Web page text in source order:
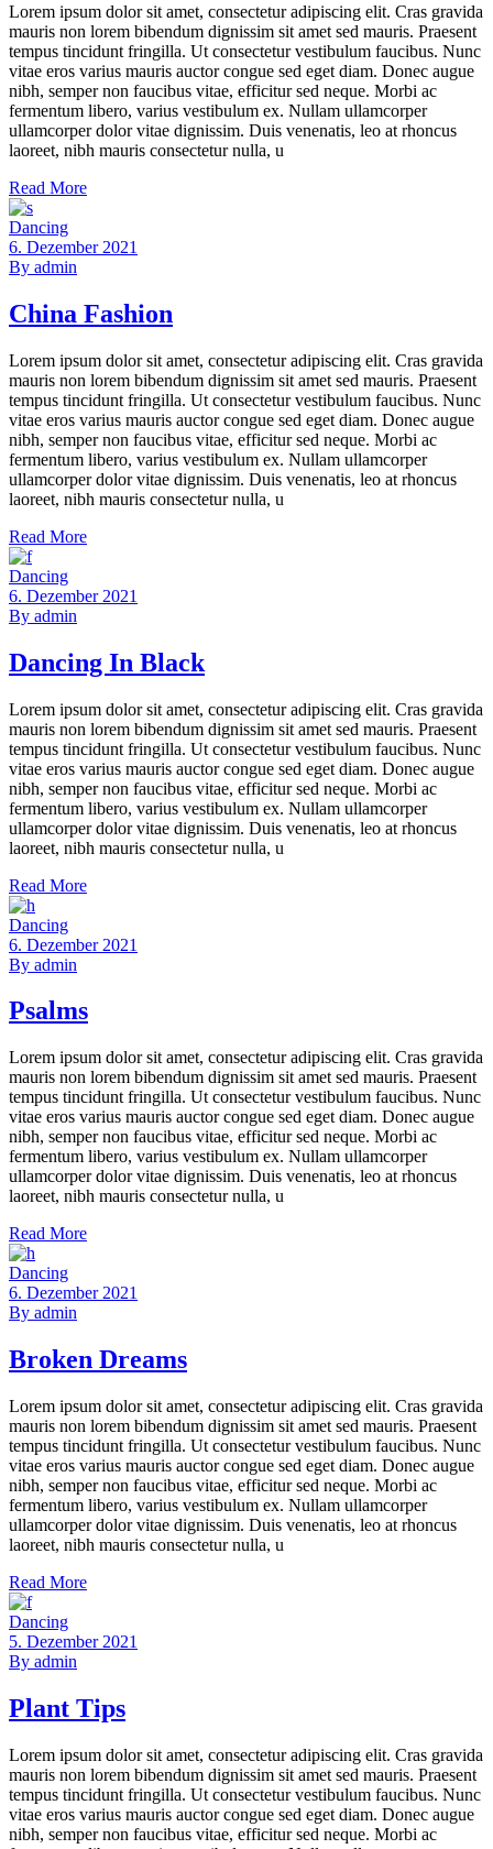
Lorem ipsum dolor sit amet, consectetur adipiscing elit. Cras gravida
mauris non lorem bibendum dignissim sit amet sed mauris. Praesent
tempus tincidunt fringilla. Ut consectetur vestibulum faucibus. Nunc
vitae eros varius mauris auctor congue sed eget diam. Donec augue
nibh, semper non faucibus vitae, efficitur sed neque. Morbi ac
fermentum libero, varius vestibulum ex. Nullam ullamcorper
ullamcorper dolor vitae dignissim. Duis venenatis, leo at rhoncus
laoreet, nibh mauris consectetur nulla, u
Read More
Dancing
6. Dezember 2021
By admin
China Fashion
Lorem ipsum dolor sit amet, consectetur adipiscing elit. Cras gravida
mauris non lorem bibendum dignissim sit amet sed mauris. Praesent
tempus tincidunt fringilla. Ut consectetur vestibulum faucibus. Nunc
vitae eros varius mauris auctor congue sed eget diam. Donec augue
nibh, semper non faucibus vitae, efficitur sed neque. Morbi ac
fermentum libero, varius vestibulum ex. Nullam ullamcorper
ullamcorper dolor vitae dignissim. Duis venenatis, leo at rhoncus
laoreet, nibh mauris consectetur nulla, u
Read More
Dancing
6. Dezember 2021
By admin
Dancing In Black
Lorem ipsum dolor sit amet, consectetur adipiscing elit. Cras gravida
mauris non lorem bibendum dignissim sit amet sed mauris. Praesent
tempus tincidunt fringilla. Ut consectetur vestibulum faucibus. Nunc
vitae eros varius mauris auctor congue sed eget diam. Donec augue
nibh, semper non faucibus vitae, efficitur sed neque. Morbi ac
fermentum libero, varius vestibulum ex. Nullam ullamcorper
ullamcorper dolor vitae dignissim. Duis venenatis, leo at rhoncus
laoreet, nibh mauris consectetur nulla, u
Read More
Dancing
6. Dezember 2021
By admin
Psalms
Lorem ipsum dolor sit amet, consectetur adipiscing elit. Cras gravida
mauris non lorem bibendum dignissim sit amet sed mauris. Praesent
tempus tincidunt fringilla. Ut consectetur vestibulum faucibus. Nunc
vitae eros varius mauris auctor congue sed eget diam. Donec augue
nibh, semper non faucibus vitae, efficitur sed neque. Morbi ac
fermentum libero, varius vestibulum ex. Nullam ullamcorper
ullamcorper dolor vitae dignissim. Duis venenatis, leo at rhoncus
laoreet, nibh mauris consectetur nulla, u
Read More
Dancing
6. Dezember 2021
By admin
Broken Dreams
Lorem ipsum dolor sit amet, consectetur adipiscing elit. Cras gravida
mauris non lorem bibendum dignissim sit amet sed mauris. Praesent
tempus tincidunt fringilla. Ut consectetur vestibulum faucibus. Nunc
vitae eros varius mauris auctor congue sed eget diam. Donec augue
nibh, semper non faucibus vitae, efficitur sed neque. Morbi ac
fermentum libero, varius vestibulum ex. Nullam ullamcorper
ullamcorper dolor vitae dignissim. Duis venenatis, leo at rhoncus
laoreet, nibh mauris consectetur nulla, u
Read More
Dancing
5. Dezember 2021
By admin
Plant Tips
Lorem ipsum dolor sit amet, consectetur adipiscing elit. Cras gravida
mauris non lorem bibendum dignissim sit amet sed mauris. Praesent
tempus tincidunt fringilla. Ut consectetur vestibulum faucibus. Nunc
vitae eros varius mauris auctor congue sed eget diam. Donec augue
nibh, semper non faucibus vitae, efficitur sed neque. Morbi ac